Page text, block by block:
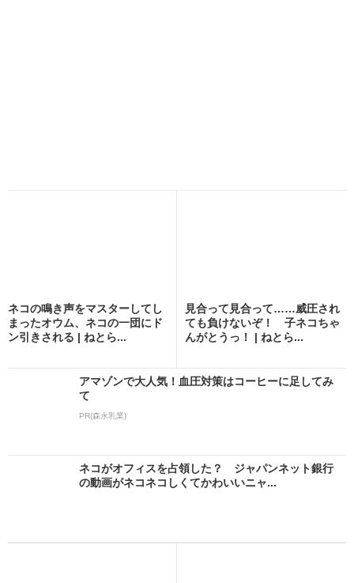
ネコの鳴き声をマスターしてし
まったオウム、ネコの一団にド
ン引きされる | ねとら...
見合って見合って……威圧され
ても負けないぞ！ 子ネコちゃ
んがとうっ！ | ねとら...
アマゾンで大人気！血圧対策はコーヒーに足してみ
て
PR(森永乳業)
ネコがオフィスを占領した？ ジャパンネット銀行
の動画がネコネコしくてかわいいニャ...